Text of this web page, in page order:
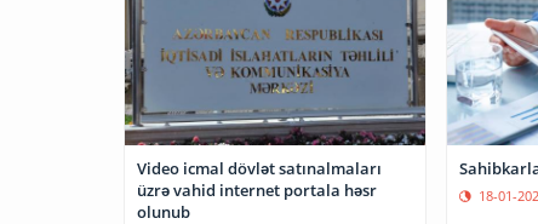
Video icmal dövlət satınalmaları
üzrə vahid internet portala həsr
olunub
18-01-